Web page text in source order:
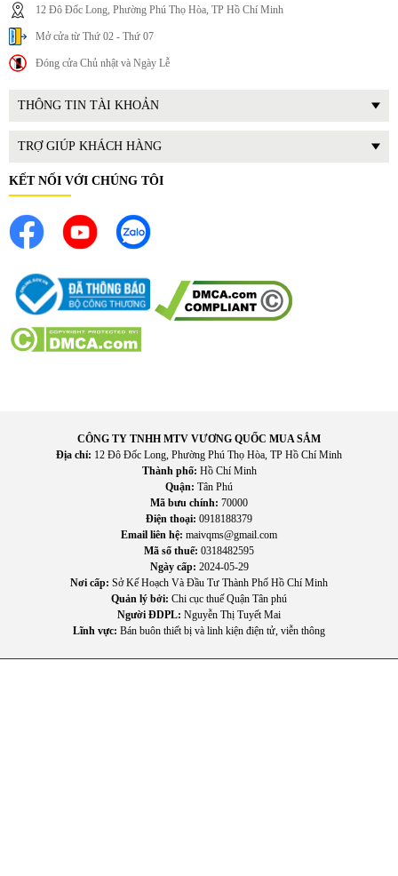
khả năng chống ăn mòn tốt và hỗ trợ xay hiệu quả hơn.
Thiết kế nhiều cánh giúp tăng khả năng nghiền nguyên liệu,
Lưỡi dao có thể tháo rời giúp người dùng dễ vệ sinh sau khi
HR2228/90
Công suất mạnh mẽ: Giúp xay nhanh nhiều loại thực phẩm
và đồ uống khác nhau.
Cối dung tích lớn: Phù hợp cho nhu cầu sử dụng gia đình.
Lưỡi dao thép không gỉ: Tăng độ bền và hiệu quả xay
nhuyễn nguyên liệu.
Nhiều tốc độ xay linh hoạt: Dễ điều chỉnh theo từng món ăn
hoặc đồ uống.
Hỗ trợ xay đá tiện lợi: Phù hợp làm sinh tố lạnh hoặc đồ
uống giải khát.
Thiết kế dễ vệ sinh: Các bộ phận tháo lắp thuận tiện giúp
12 Đô Đốc Long, Phường Phú Thọ Hòa, TP Hồ Chí Minh
Mở cửa từ Thứ 02 - Thứ 07
Đóng cửa Chủ nhật và Ngày Lễ
THÔNG TIN TÀI KHOẢN
TRỢ GIÚP KHÁCH HÀNG
KẾT NỐI VỚI CHÚNG TÔI
CÔNG TY TNHH MTV VƯƠNG QUỐC MUA SẮM
Địa chỉ: 12 Đô Đốc Long, Phường Phú Thọ Hòa, TP Hồ Chí Minh
Thành phố: Hồ Chí Minh
Quận: Tân Phú
Mã bưu chính: 70000
Điện thoại: 0918188379
Email liên hệ: maivqms@gmail.com
Mã số thuế: 0318482595
Ngày cấp: 2024-05-29
Nơi cấp: Sở Kế Hoạch Và Đầu Tư Thành Phố Hồ Chí Minh
Quản lý bởi: Chi cục thuế Quận Tân phú
Người ĐDPL: Nguyễn Thị Tuyết Mai
Lĩnh vực: Bán buôn thiết bị và linh kiện điện tử, viễn thông